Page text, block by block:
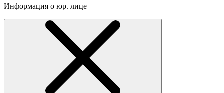
Информация о юр. лице